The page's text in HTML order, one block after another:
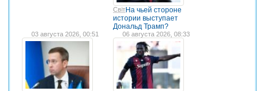
СвітНа чьей стороне
истории выступает
Дональд Трамп?
03 августа 2026, 00:51 06 августа 2026, 08:33